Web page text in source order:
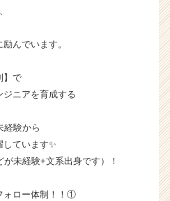
んでいます。
】で
ニアを育成する
経験から
ています✨
が未経験+文系出身です）！
ォロー体制！！①